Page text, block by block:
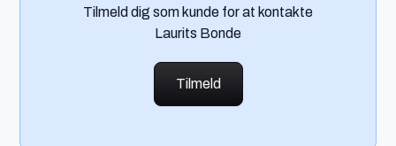
Tilmeld dig som kunde for at kontakte
Laurits Bonde
Tilmeld